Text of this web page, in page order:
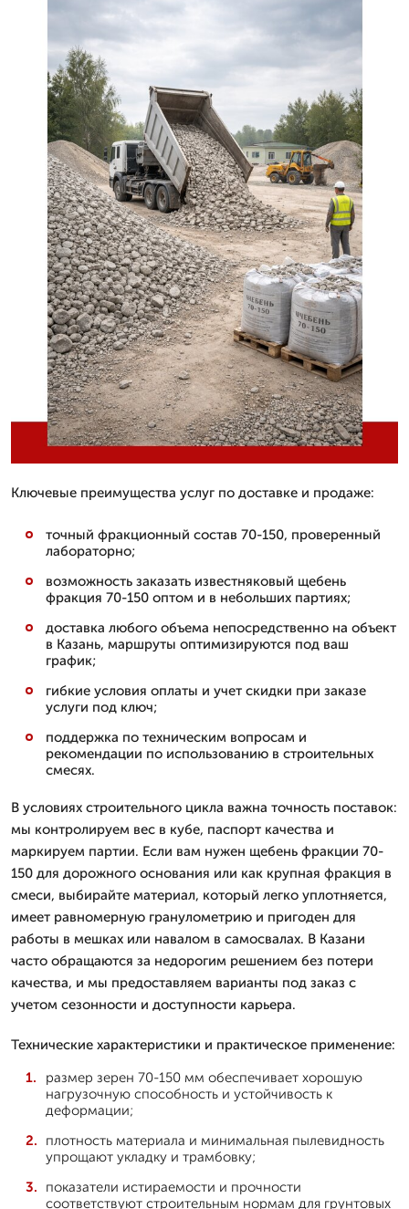
Ключевые преимущества услуг по доставке и продаже:
точный фракционный состав 70-150, проверенный
лабораторно;
возможность заказать известняковый щебень
фракция 70-150 оптом и в небольших партиях;
доставка любого объема непосредственно на объект
в Казань, маршруты оптимизируются под ваш
график;
гибкие условия оплаты и учет скидки при заказе
услуги под ключ;
поддержка по техническим вопросам и
рекомендации по использованию в строительных
смесях.
В условиях строительного цикла важна точность поставок:
мы контролируем вес в кубе, паспорт качества и
маркируем партии. Если вам нужен щебень фракции 70-
150 для дорожного основания или как крупная фракция в
смеси, выбирайте материал, который легко уплотняется,
имеет равномерную гранулометрию и пригоден для
работы в мешках или навалом в самосвалах. В Казани
часто обращаются за недорогим решением без потери
качества, и мы предоставляем варианты под заказ с
учетом сезонности и доступности карьера.
Технические характеристики и практическое применение:
размер зерен 70-150 мм обеспечивает хорошую
нагрузочную способность и устойчивость к
деформации;
плотность материала и минимальная пылевидность
упрощают укладку и трамбовку;
показатели истираемости и прочности
соответствуют строительным нормам для грунтовых